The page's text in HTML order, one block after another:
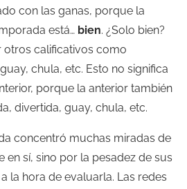
con las ganas, porque la
está… bien. ¿Solo bien?
otros calificativos como
chula, etc. Esto no significa
porque la anterior también
divertida, guay, chula, etc.
concentró muchas miradas de
en sí, sino por la pesadez de sus
la hora de evaluarla. Las redes